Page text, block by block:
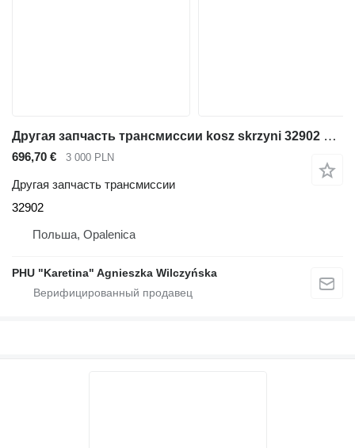
Другая запчасть трансмиссии kosz skrzyni 32902 для телескопического погрузчика JCB 541-70 4CX Powershift
696,70 € 3 000 PLN
Другая запчасть трансмиссии
32902
Польша, Opalenica
PHU "Karetina" Agnieszka Wilczyńska